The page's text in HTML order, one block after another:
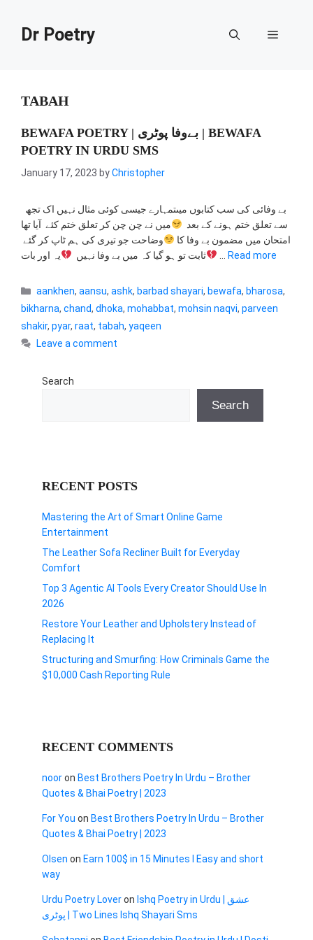
contentDr Poetry Menu
TABAH
BEWAFA POETRY | بےوفا پوٹری | BEWAFA
POETRY IN URDU SMS
January 17, 2023 byChristopher
سے تعلق ختم ہونے کے بعد
میں نے چن چن کر تعلق ختم کئے آیا تھا
امتحان میں مضمون بے وفا کا
وضاحت جو تیری کی ہم ٹاپ کر گئے
ثابت تو ہو گیا کہ میں بے وفا نہیں
Read more
Categories
aankhen,aansu,ashk, barbad shayari, bewafa, bharosa,
bikharna, chand, dhoka, mohabbat, mohsin naqvi, parveen
shakir, pyar, raat, tabah, yaqeen
Leave a comment
Search
Search
RECENT POSTS
Mastering the Art of Smart Online Game
Entertainment
The Leather Sofa Recliner Built for Everyday
Comfort
Top 3 Agentic AI Tools Every Creator Should Use In
2026
Restore Your Leather and Upholstery Instead of
Replacing It
Structuring and Smurfing: How Criminals Game the
$10,000 Cash Reporting Rule
RECENT COMMENTS
nooron Best Brothers Poetry In Urdu – Brother
Quotes & Bhai Poetry | 2023
For You on Best Brothers Poetry In Urdu – Brother
Quotes & Bhai Poetry | 2023
Olsen on Earn 100$ in 15 Minutes I Easy and short
way
Urdu Poetry Loveron Ishq Poetry in Urdu | عشق
پوٹری | Two Lines Ishq Shayari Sms